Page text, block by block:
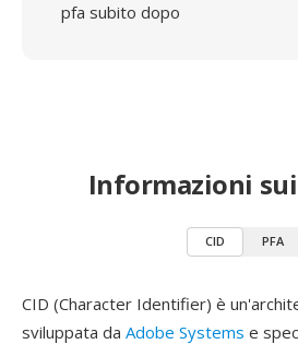
pfa subito dopo
Informazioni
CID PFA
CID (Character Identifier) è
sviluppata da Adobe Systems e